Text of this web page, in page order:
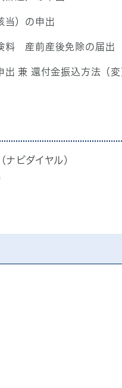
当）の申出
料 産前産後免除の届出
兼 還付金振込方法（変
ビダイヤル）